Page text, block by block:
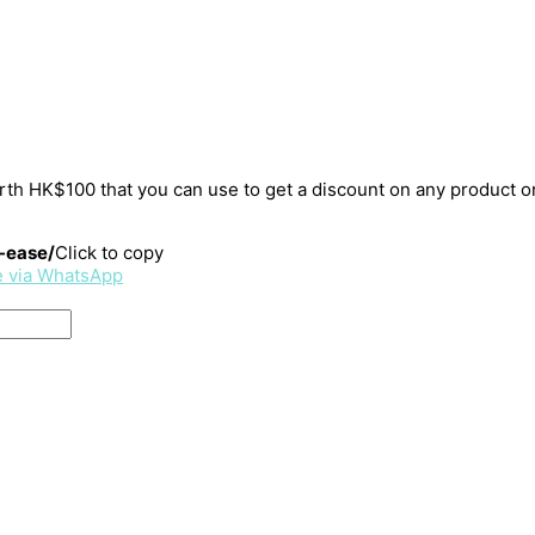
HK$100 that you can use to get a discount on any product
Click to copy
via WhatsApp